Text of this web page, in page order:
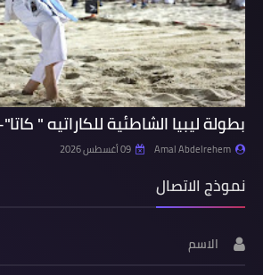
بطولة ليبيا الشاطئية للكاراتيه "
Amal Abdelrehem 09 أغسطس 2026
نموذج الاتصال
الاسم